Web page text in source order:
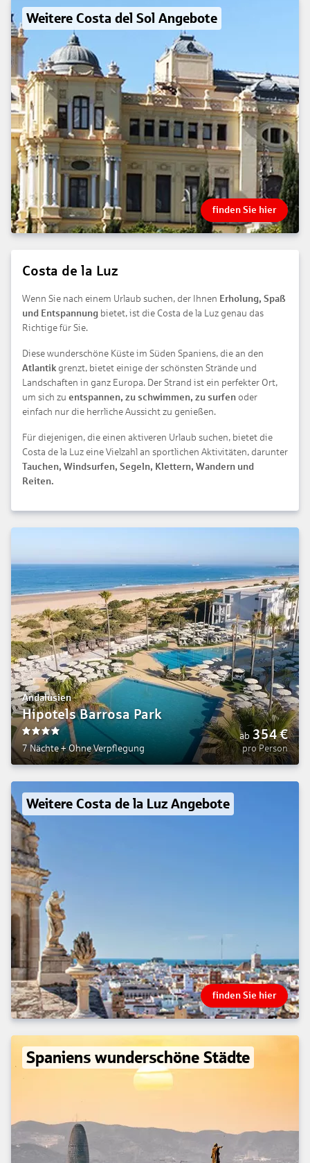
Weitere Costa del Sol Angebote
finden Sie hier
Costa de la Luz
Wenn Sie nach einem Urlaub suchen, der Ihnen Erholung, Spaß
und Entspannung bietet, ist die Costa de la Luz genau das
Richtige für Sie.
Diese wunderschöne Küste im Süden Spaniens, die an den
Atlantik grenzt, bietet einige der schönsten Strände und
Landschaften in ganz Europa. Der Strand ist ein perfekter Ort,
um sich zu entspannen, zu schwimmen, zu surfen oder
einfach nur die herrliche Aussicht zu genießen.
Für diejenigen, die einen aktiveren Urlaub suchen, bietet die
Costa de la Luz eine Vielzahl an sportlichen Aktivitäten, darunter
Tauchen, Windsurfen, Segeln, Klettern, Wandern und
Reiten.
Andalusien
Hipotels Barrosa Park
7 Nächte+Ohne Verpflegung
ab 354€
pro Person
Weitere Costa de la Luz Angebote
finden Sie hier
Spaniens wunderschöne Städte